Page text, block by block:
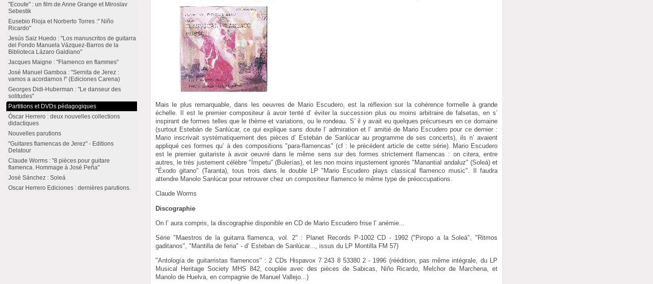
Mais le plus remarquable, dans les oeuvres de Mario Escudero, est la réflexion sur la cohérence formelle à grande
échelle. Il est le premier compositeur à avoir tenté d’ éviter la succession plus ou moins arbitraire de falsetas, en s’
inspirant de formes telles que le thème et variations, ou le rondeau. S’ il y avait eu quelques précurseurs en ce domaine
(surtout Estebán de Sanlúcar, ce qui explique sans doute l’ admiration et l’ amitié de Mario Escudero pour ce dernier :
Mario inscrivait systématiquement des pièces d’ Estebán de Sanlúcar au programme de ses concerts), ils n’ avaient
appliqué ces formes qu’ à des compositions "para-flamencas" (cf : le précédent article de cette série). Mario Escudero
est le premier guitariste à avoir oeuvré dans le même sens sur des formes strictement flamencas : on citera, entre
autres, le très justement célèbre "Ímpetu" (Bulerías), et les non moins injustement ignorés "Manantial andaluz" (Soleá) et
"Éxodo gitano" (Taranta), tous trois dans le double LP "Mario Escudero plays classical flamenco music". Il faudra
attendre Manolo Sanlúcar pour retrouver chez un compositeur flamenco le même type de préoccupations.
Claude Worms
Discographie
On l’ aura compris, la discographie disponible en CD de Mario Escudero frise l’ anémie...
Série "Maestros de la guitarra flamenca, vol. 2" : Planet Records P-1002 CD - 1992 ("Piropo a la Soleá", "Ritmos
gaditanos", "Mantilla de feria" - d’ Esteban de Sanlúcar..., issus du LP Montilla FM 57)
"Antología de guitarristas flamencos" : 2 CDs Hispavox 7 243 8 53380 2 - 1996 (réédition, pas même intégrale, du LP
Musical Heritage Society MHS 842, couplée avec des pièces de Sabicas, Niño Ricardo, Melchor de Marchena, et
Manolo de Huelva, en compagnie de Manuel Vallejo...)
"Ecoute" : un film de Anne Grange et Miroslav
Sebestik
Eusebio Rioja et Norberto Torres :" Niño
Ricardo"
Jesús Saiz Huedo : "Los manuscritos de guitarra
del Fondo Manuela Vázquez-Barros de la
Biblioteca Lázaro Galdiano"
Jacques Maigne : "Flamenco en flammes"
José Manuel Gamboa : "Sernita de Jerez :
vamos a acordarnos !" (Ediciones Carena)
Georges Didi-Huberman : "Le danseur des
solitudes"
Partitions et DVDs pédagogiques
Óscar Herrero : deux nouvelles collections
didactiques
Nouvelles parutions
"Guitares flamencas de Jerez" - Editions
Delatour
Claude Worms : "8 pièces pour guitare
flamenca. Hommage à José Peña"
José Sánchez : Soleá
Oscar Herrero Ediciones : dernières parutions.